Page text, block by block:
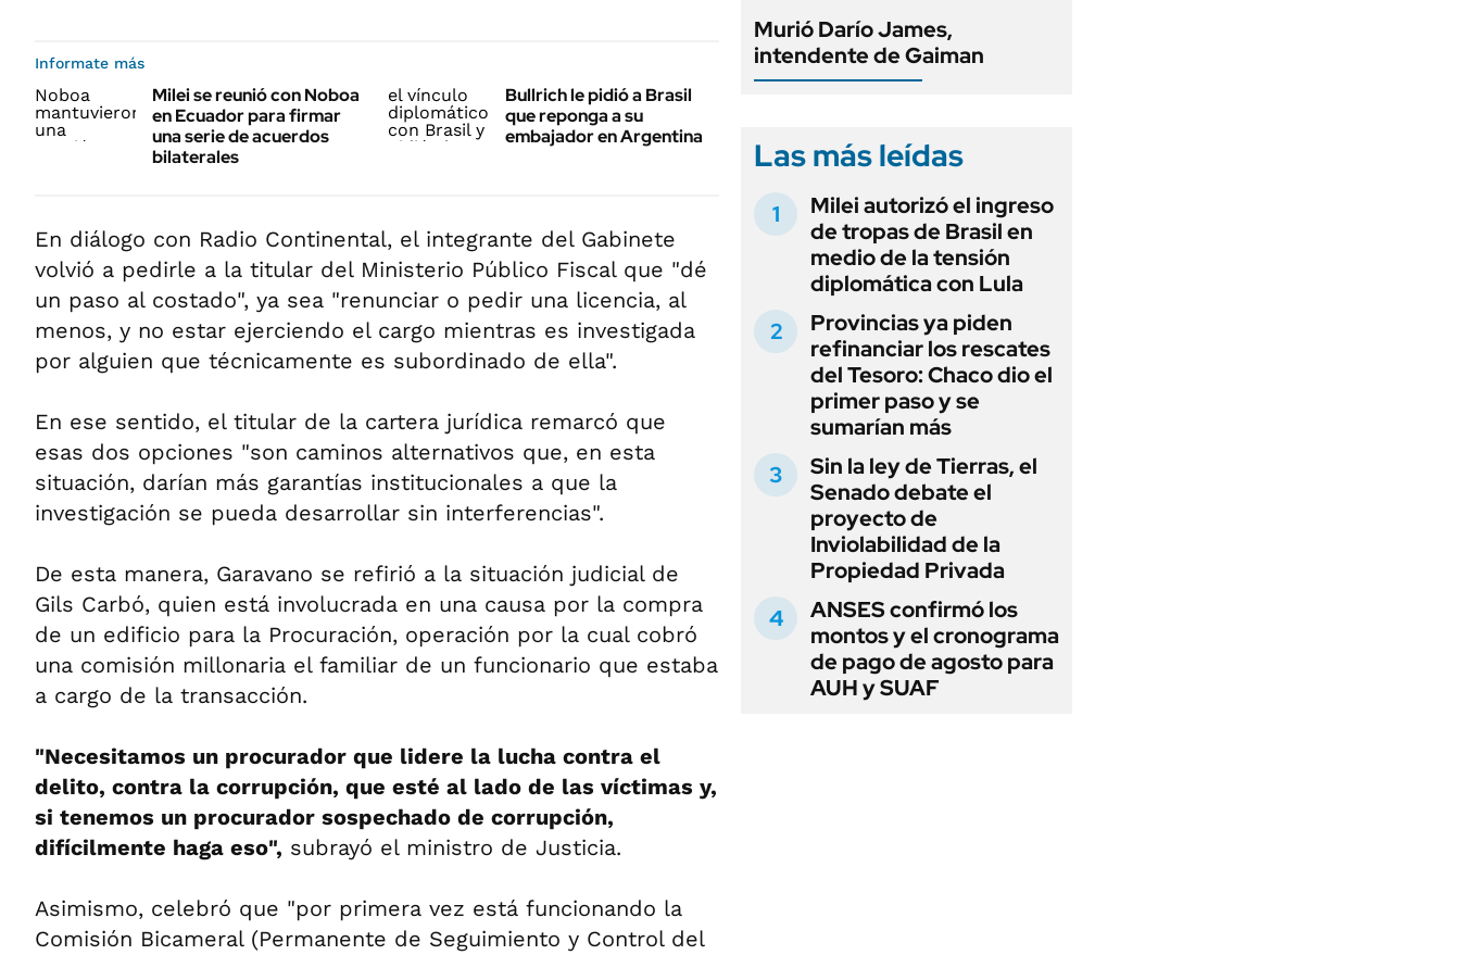
Informate más
Milei se reunió con Noboa
en Ecuador para firmar
una serie de acuerdos
bilaterales
Bullrich le pidió a Brasil
que reponga a su
embajador en Argentina
En diálogo con Radio Continental, el integrante del Gabinete
volvió a pedirle a la titular del Ministerio Público Fiscal que "dé
un paso al costado", ya sea "renunciar o pedir una licencia, al
menos, y no estar ejerciendo el cargo mientras es investigada
por alguien que técnicamente es subordinado de ella".
En ese sentido, el titular de la cartera jurídica remarcó que
esas dos opciones "son caminos alternativos que, en esta
situación, darían más garantías institucionales a que la
investigación se pueda desarrollar sin interferencias".
De esta manera, Garavano se refirió a la situación judicial de
Gils Carbó, quien está involucrada en una causa por la compra
de un edificio para la Procuración, operación por la cual cobró
una comisión millonaria el familiar de un funcionario que estaba
a cargo de la transacción.
"Necesitamos un procurador que lidere la lucha contra el
delito, contra la corrupción, que esté al lado de las víctimas y,
si tenemos un procurador sospechado de corrupción,
difícilmente haga eso", subrayó el ministro de Justicia.
Asimismo, celebró que "por primera vez está funcionando la
Comisión Bicameral (Permanente de Seguimiento y Control del
Murió Darío James,
intendente de Gaiman
Las más leídas
Milei autorizó el ingreso
de tropas de Brasil en
medio de la tensión
diplomática con Lula
Provincias ya piden
refinanciar los rescates
del Tesoro: Chaco dio el
primer paso y se
sumarían más
Sin la ley de Tierras, el
Senado debate el
proyecto de
Inviolabilidad de la
Propiedad Privada
ANSES confirmó los
montos y el cronograma
de pago de agosto para
AUH y SUAF